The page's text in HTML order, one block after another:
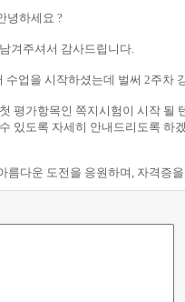
녕하세요 ?
겨주셔서 감사드립니다.
수업을 시작하셨는데 벌써 2주차
평가항목인 쪽지시험이 시작 될
있도록 자세히 안내드리도록 하
름다운 도전을 응원하며, 자격증